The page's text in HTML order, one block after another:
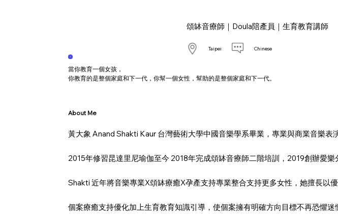
頌缽音療師｜Doula陪產員｜生育教育講師
Taipei Chinese
當你教育一個女孩，
你教育的是整個家庭和下一代，你幫一個女性，幫助的是整個家庭和下一代。
About Me
黃大象 Anand Shakti Kaur 台灣藝術大學中國音樂學系畢業，專業與商業音樂表
2015年修習昆達里尼瑜伽至今 2018年完成頌缽音療師二階培訓，2019創辦愛樂
Shakti 近年將音樂專業X頌缽療癒X孕產支持專業整合支持更多女性，她擅長以
個案療癒支持優化加上生育教育知識引導，使個案擁有明確方向目標不再恐懼迷